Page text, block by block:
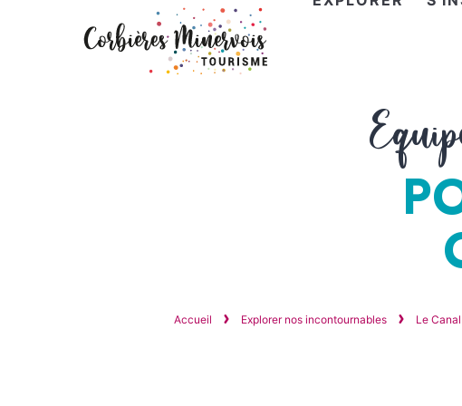
Accueil Explorer nos incontournables Le